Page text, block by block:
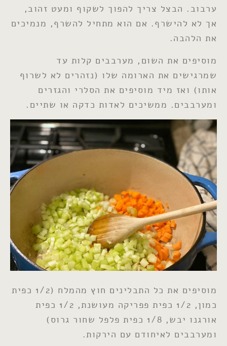
ערבוב. הבצל צריך להפוך לשקוף ומעט זהוב,
אך לא להישרף. אם הוא מתחיל להשרף, מנמיכים
את הלהבה.
מוסיפים את השום, מערבבים קלות עד
שמרגישים את הארומה שלו (נזהרים לא לשרוף
אותו) ואז מיד מוסיפים את הסלרי והגזרים
ומערבבים. ממשיכים לאדות כדקה או שתיים.
מוסיפים את כל התבלינים חוץ מהמלח (1/2 כפית
כמון, 1/2 כפית פפריקה מעושנת, 1/2 כפית
אורגנו יבש, 1/8 כפית פלפל שחור גרוס)
ומערבבים לאיחודם עם הירקות.